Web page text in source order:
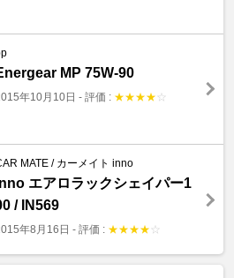
MP 75W-90
年10月10日 - 評価 : ★★★★ ☆
MATE / カーメイト inno
エアロラックシェイパー1
/ IN569
年8月16日 - 評価 : ★★★★ ☆